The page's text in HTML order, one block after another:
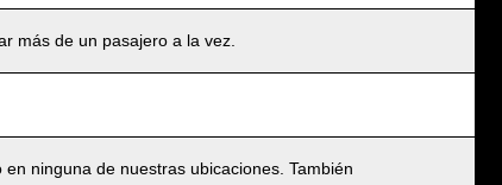
más de un pasajero a la vez.
ninguna de nuestras ubicaciones. También